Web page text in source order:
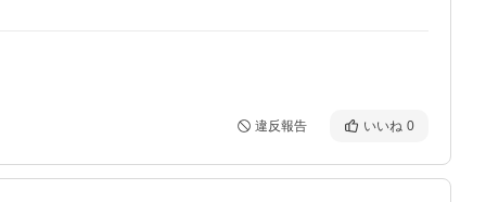
違反報告 いいね 0